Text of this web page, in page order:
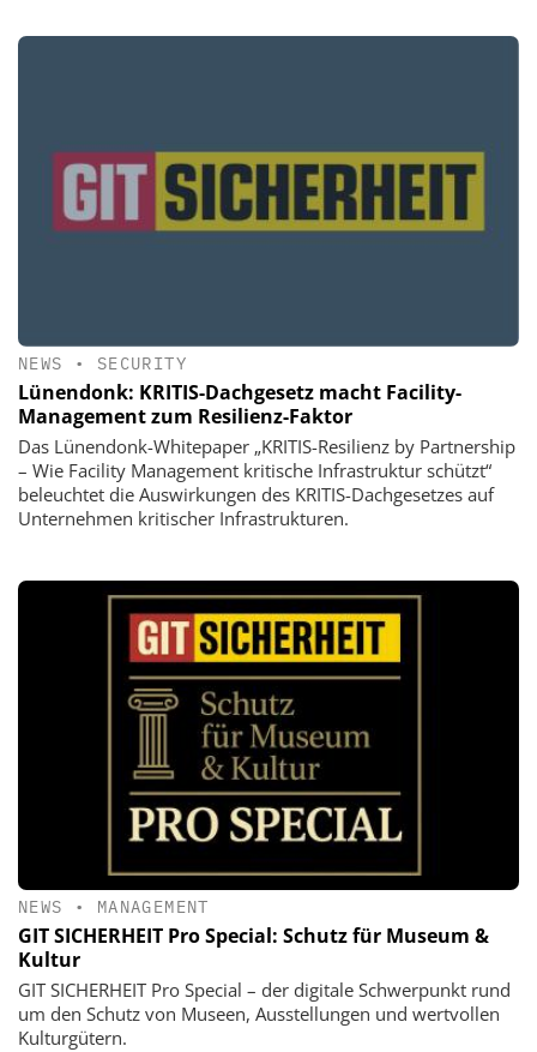
NEWS • SECURITY
Lünendonk: KRITIS-Dachgesetz macht Facility-
Management zum Resilienz-Faktor
Das Lünendonk-Whitepaper „KRITIS-Resilienz by Partnership
– Wie Facility Management kritische Infrastruktur schützt“
beleuchtet die Auswirkungen des KRITIS-Dachgesetzes auf
Unternehmen kritischer Infrastrukturen.
NEWS • MANAGEMENT
GIT SICHERHEIT Pro Special: Schutz für Museum &
Kultur
GIT SICHERHEIT Pro Special – der digitale Schwerpunkt rund
um den Schutz von Museen, Ausstellungen und wertvollen
Kulturgütern.